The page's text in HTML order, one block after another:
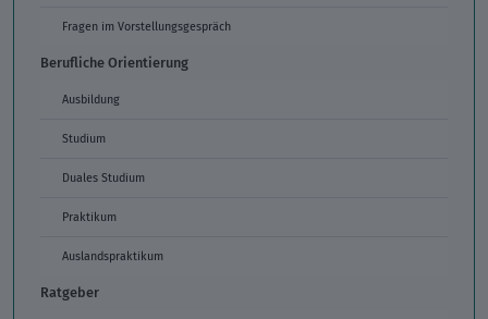
Fragen im Vorstellungsgespräch
Berufliche Orientierung
Ausbildung
Studium
Duales Studium
Praktikum
Auslandspraktikum
Ratgeber